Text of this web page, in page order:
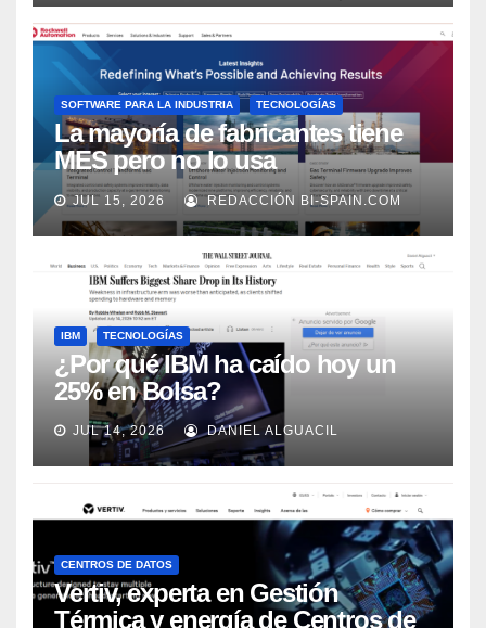
SOFTWARE PARA LA INDUSTRIA TECNOLOGÍAS
La mayoría de fabricantes tiene
MES pero no lo usa
adecuadamente, según Rockwell
Automation
JUL 15, 2026 REDACCIÓN BI-SPAIN.COM
IBM TECNOLOGÍAS
¿Por qué IBM ha caído hoy un
25% en Bolsa?
JUL 14, 2026 DANIEL ALGUACIL
CENTROS DE DATOS
Vertiv, experta en Gestión
Térmica y energía de Centros de